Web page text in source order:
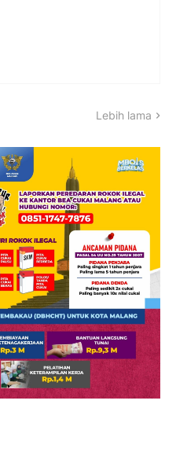
Lebih lama